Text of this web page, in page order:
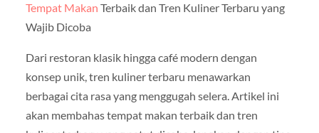
Tempat Makan Terbaik dan Tren Kuliner Terbaru yang
Wajib Dicoba
Dari restoran klasik hingga café modern dengan
konsep unik, tren kuliner terbaru menawarkan
berbagai cita rasa yang menggugah selera. Artikel ini
akan membahas tempat makan terbaik dan tren